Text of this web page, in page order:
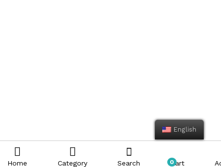
English
Home Category Search 0
Cart